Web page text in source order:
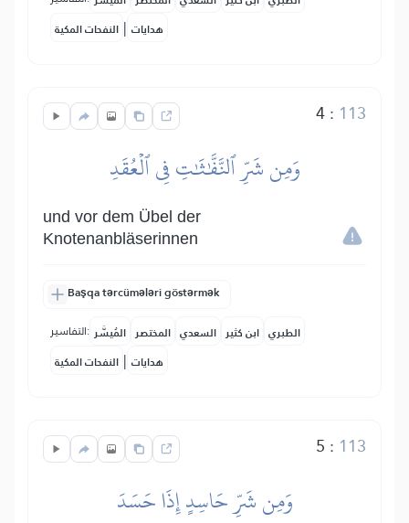
النفحات المكية | هدايات
4: 113
وَمِن شَرِّ ٱلنَّفَّٰثَٰتِ فِي ٱلۡعُقَدِ
und vor dem Übel der
Knotenanbläserinnen
Başqa tərcümələri göstərmək
التفاسير: المُيسَّر المختصر السعدي ابن كثير الطبري
النفحات المكية | هدايات
5 : 113
وَمِن شَرِّ حَاسِدٍ إِذَا حَسَدَ